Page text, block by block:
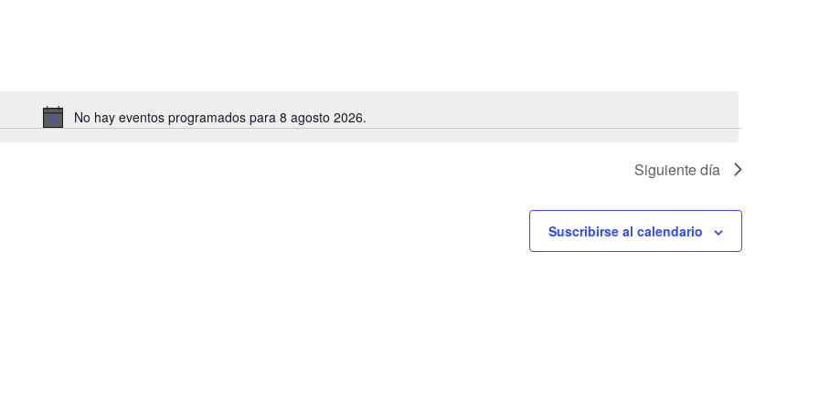
Aviso
No hay eventos programados para 8 agosto 2026.
Siguiente día
Suscribirse al calendario